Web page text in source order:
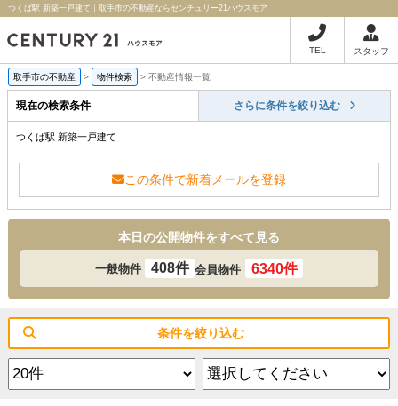
つくば駅 新築一戸建て｜取手市の不動産ならセンチュリー21ハウスモア
TEL スタッフ
取手市の不動産 > 物件検索 > 不動産情報一覧
現在の検索条件 さらに条件を絞り込む
つくば駅 新築一戸建て
この条件で新着メールを登録
本日の公開物件をすべて見る
一般物件 408件 会員物件 6340件
条件を絞り込む